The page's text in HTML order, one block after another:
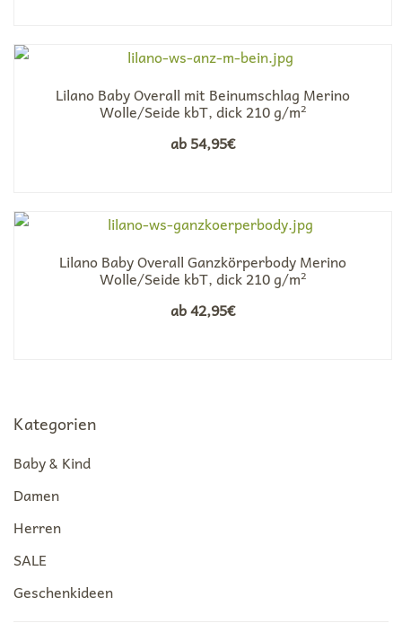
Lilano Baby Overall mit Beinumschlag Merino
Wolle/Seide kbT, dick 210 g/m²
ab54,95€
Lilano Baby Overall Ganzkörperbody Merino
Wolle/Seide kbT, dick 210 g/m²
ab42,95€
Kategorien
Baby & Kind
Damen
Herren
SALE
Geschenkideen